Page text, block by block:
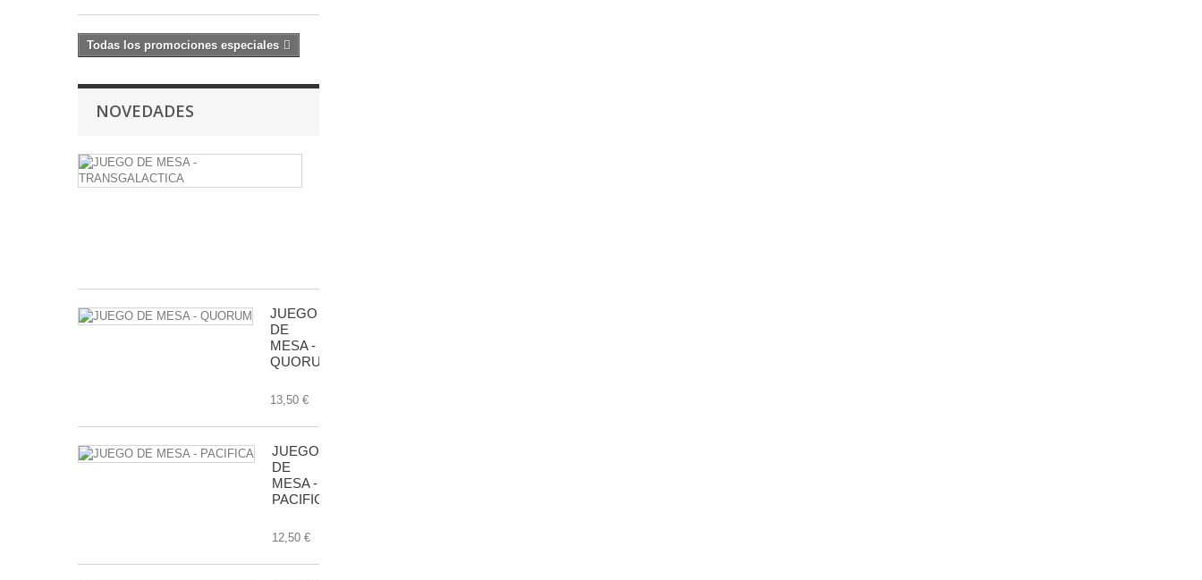
Todas los promociones especiales
NOVEDADES
JUEGO
DE
MESA -
QUORUM
13,50 €
JUEGO
DE
MESA -
PACIFICA
12,50 €